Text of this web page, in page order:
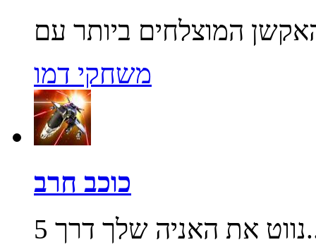
משחקי דמו
כוכב חרב
5...